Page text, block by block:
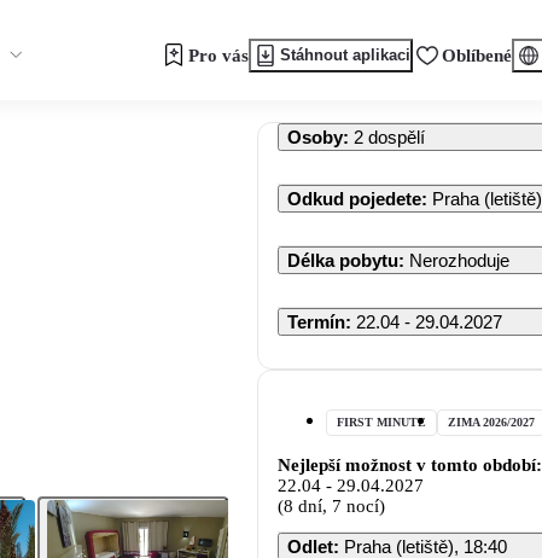
Pro vás Stáhnout aplikaci Oblíbené
Osoby: 2 dospělí
Odkud pojedete: Praha (letiště)
Délka pobytu: Nerozhoduje
Termín: 22.04 - 29.04.2027
FIRST MINUTE ZIMA 2026/2027
Nejlepší možnost v tomto období:
22.04 - 29.04.2027
(8 dní, 7 nocí)
Odlet: Praha (letiště), 18:40